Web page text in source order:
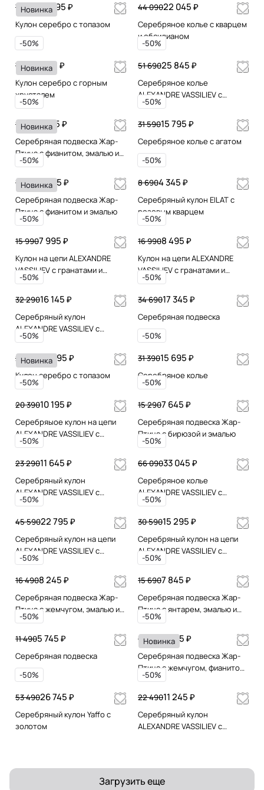
Новинка39 595 ₽
79 190
Кулон серебро с топазом
22 045 ₽
44 090
Серебряное колье с кварцем
и обсидианом
Новинка
-50%
3 995 ₽
7 990
Кулон серебро с горным
хрусталем
-50%
25 845 ₽
51 690
Серебряное колье
ALEXANDRE VASSILIEV с
агатом и позолотой
Новинка
-50%
5 645 ₽
11 290
Серебряная подвеска Жар-
Птица с фианитом, эмалью и
позолотой
-50%
15 795 ₽
31 590
Серебряное колье с агатом
Новинка
-50%
6 445 ₽
12 890
Серебряная подвеска Жар-
Птица с фианитом и эмалью
-50%
4 345 ₽
8 690
Серебряный кулон EILAT с
розовым кварцем
-50%
7 995 ₽
15 990
Кулон на цепи ALEXANDRE
VASSILIEV с гранатами и
марказитами Swarovski
-50%
8 495 ₽
16 990
Кулон на цепи ALEXANDRE
VASSILIEV с гранатами и
марказитами Swarovski
-50%
16 145 ₽
32 290
Серебряный кулон
ALEXANDRE VASSILIEV с
гранатом и марказитами
Swarovski
-50%
17 345 ₽
34 690
Серебряная подвеска
Новинка
-50%
14 995 ₽
29 990
Кулон серебро с топазом
-50%
15 695 ₽
31 390
Серебряное колье
-50%
10 195 ₽
20 390
Серебряыое кулон на цепи
ALEXANDRE VASSILIEV с
зеленым аметистом и
фианитами Swarovski
-50%
7 645 ₽
15 290
Серебряная подвеска Жар-
Птица с бирюзой и эмалью
-50%
11 645 ₽
23 290
Серебряный кулон
ALEXANDRE VASSILIEV с
амазонитом на цепи
-50%
33 045 ₽
66 090
Серебряное колье
ALEXANDRE VASSILIEV с
аметистами, розовым
кварцем и горным хрусталем
-50%
22 795 ₽
45 590
Серебряный кулон на цепи
ALEXANDRE VASSILIEV с
фианитами и марказитами
Swarovski
-50%
15 295 ₽
30 590
Серебряный кулон на цепи
ALEXANDRE VASSILIEV с
гранатом и марказитами
Swarovski
-50%
8 245 ₽
16 490
Серебряная подвеска Жар-
Птица с жемчугом, эмалью и
позолотой
-50%
7 845 ₽
15 690
Серебряная подвеска Жар-
Птица с янтарем, эмалью и
позолотой
-50%
5 745 ₽
11 490
Серебряная подвеска
Новинка
-50%
6 445 ₽
12 890
Серебряная подвеска Жар-
Птица с жемчугом, фианитом,
эмалью и позолотой
-50%
26 745 ₽
53 490
Серебряный кулон Yaffo с
золотом
-50%
11 245 ₽
22 490
Серебряный кулон
ALEXANDRE VASSILIEV с
Загрузить еще